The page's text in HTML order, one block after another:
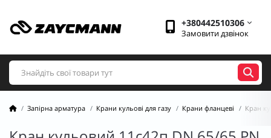
+380442510306
Замовити дзвінок
Запірна арматура Крани кульові для газу Крани фланцеві Кран